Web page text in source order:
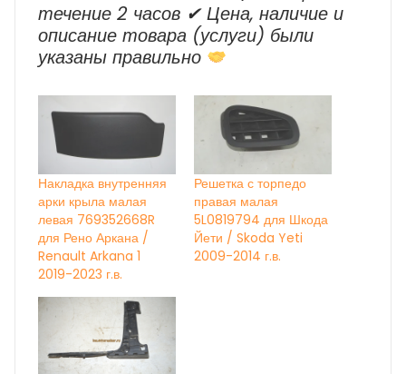
течение 2 часов ✔ Цена, наличие и
описание товара (услуги) были
указаны правильно
Накладка внутренняя
арки крыла малая
левая 769352668R
для Рено Аркана /
Renault Arkana 1
2019-2023 г.в.
Решетка с торпедо
правая малая
5L0819794 для Шкода
Йети / Skoda Yeti
2009-2014 г.в.